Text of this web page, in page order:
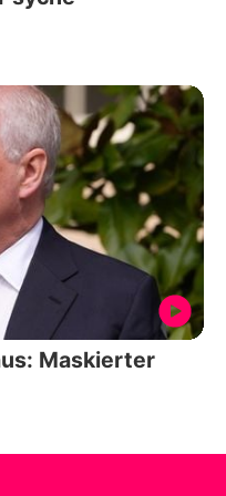
Maskierter